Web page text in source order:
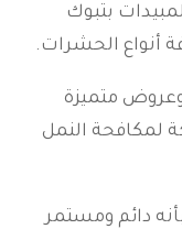
بتبوك
أنواع الحشرات.
متميزة
لمكافحة النمل
دائم ومستمر